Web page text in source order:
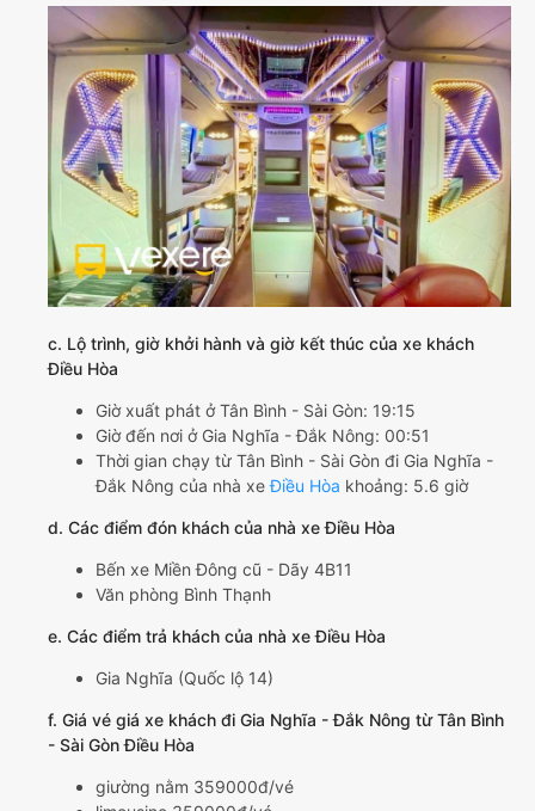
c. Lộ trình, giờ khởi hành và giờ kết thúc của xe khách
Điều Hòa
Giờ xuất phát ở Tân Bình - Sài Gòn: 19:15
Giờ đến nơi ở Gia Nghĩa - Đắk Nông: 00:51
Thời gian chạy từ Tân Bình - Sài Gòn đi Gia Nghĩa -
Đắk Nông của nhà xeĐiều Hòa khoảng: 5.6 giờ
d. Các điểm đón khách của nhà xe Điều Hòa
Bến xe Miền Đông cũ - Dãy 4B11
Văn phòng Bình Thạnh
e. Các điểm trả khách của nhà xe Điều Hòa
Gia Nghĩa (Quốc lộ 14)
f. Giá vé giá xe khách đi Gia Nghĩa - Đắk Nông từ Tân Bình
- Sài Gòn Điều Hòa
giường nằm 359000đ/vé